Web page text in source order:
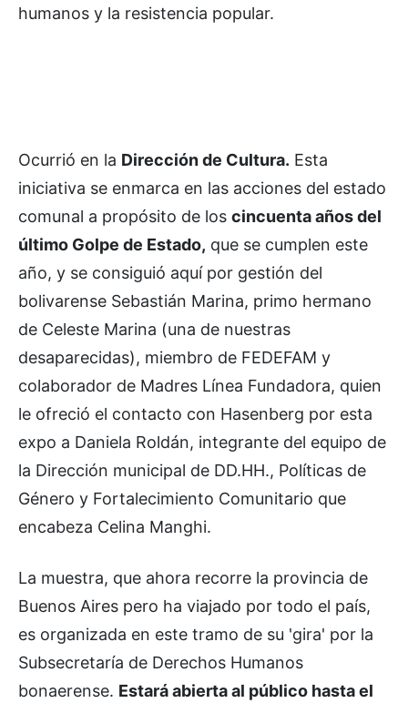
humanos y la resistencia popular.
Ocurrió en la Dirección de Cultura. Esta
iniciativa se enmarca en las acciones del estado
comunal a propósito de los cincuenta años del
último Golpe de Estado, que se cumplen este
año, y se consiguió aquí por gestión del
bolivarense Sebastián Marina, primo hermano
de Celeste Marina (una de nuestras
desaparecidas), miembro de FEDEFAM y
colaborador de Madres Línea Fundadora, quien
le ofreció el contacto con Hasenberg por esta
expo a Daniela Roldán, integrante del equipo de
la Dirección municipal de DD.HH., Políticas de
Género y Fortalecimiento Comunitario que
encabeza Celina Manghi.
La muestra, que ahora recorre la provincia de
Buenos Aires pero ha viajado por todo el país,
es organizada en este tramo de su 'gira' por la
Subsecretaría de Derechos Humanos
bonaerense. Estará abierta al público hasta el